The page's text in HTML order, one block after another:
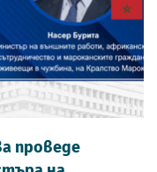
проведе